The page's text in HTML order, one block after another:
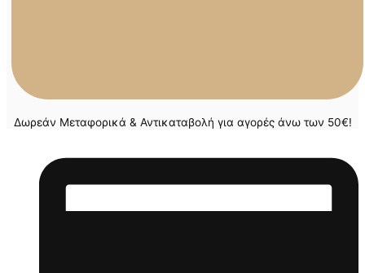
Δωρεάν Μεταφορικά & Αντικαταβολή για αγορές άνω των 50€!